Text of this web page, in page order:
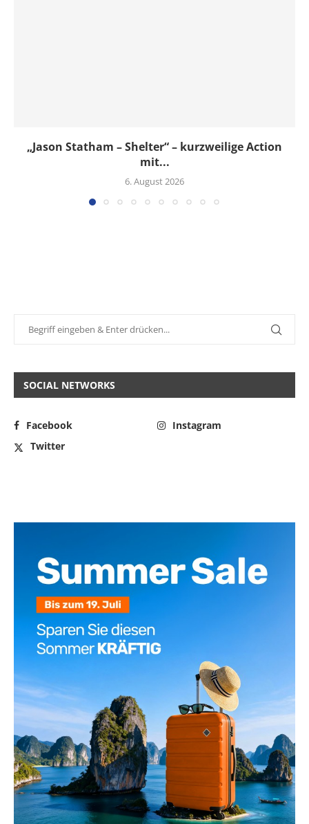
„Jason Statham – Shelter“ – kurzweilige Action
mit...
6. August 2026
SOCIAL NETWORKS
Facebook
Instagram
Twitter